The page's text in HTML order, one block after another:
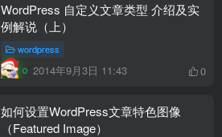
WordPress 自定义文章类型 介绍及实
例解说（上）
wordpress
2014年9月3日 11:43 0
如何设置WordPress文章特色图像
（Featured Image）